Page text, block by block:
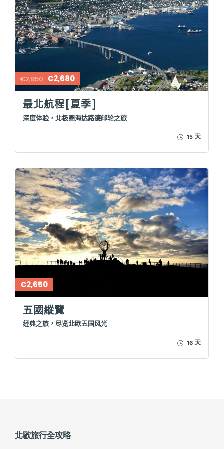
€2,850 €2,680
最北航程[夏季]
深度体验，北极圈海达路德邮轮之旅
15 天
€2,650
五國縱覽
经典之旅，尽览北欧五国风光
16 天
北歐旅行全攻略